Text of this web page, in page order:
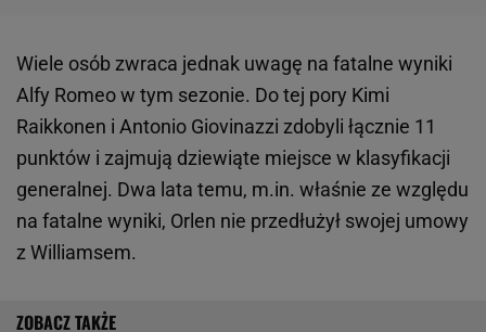
Wiele osób zwraca jednak uwagę na fatalne wyniki
Alfy Romeo w tym sezonie. Do tej pory Kimi
Raikkonen i Antonio Giovinazzi zdobyli łącznie 11
punktów i zajmują dziewiąte miejsce w klasyfikacji
generalnej. Dwa lata temu, m.in. właśnie ze względu
na fatalne wyniki, Orlen nie przedłużył swojej umowy
z Williamsem.